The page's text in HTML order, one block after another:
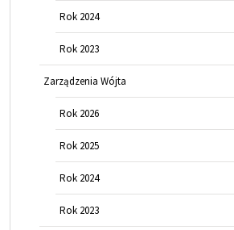
Rok 2024
Rok 2023
Zarządzenia Wójta
Rok 2026
Rok 2025
Rok 2024
Rok 2023